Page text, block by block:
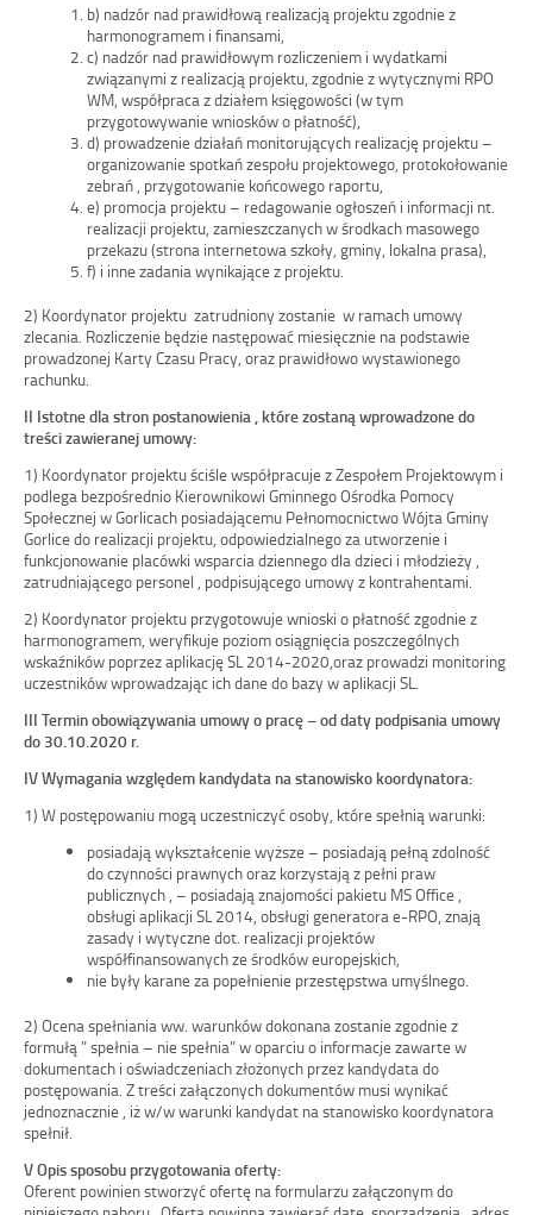
b) nadzór nad prawidłową realizacją projektu zgodnie z
harmonogramem i finansami,
c) nadzór nad prawidłowym rozliczeniem i wydatkami
związanymi z realizacją projektu, zgodnie z wytycznymi RPO
WM, współpraca z działem księgowości (w tym
przygotowywanie wniosków o płatność),
d) prowadzenie działań monitorujących realizację projektu –
organizowanie spotkań zespołu projektowego, protokołowanie
zebrań , przygotowanie końcowego raportu,
e) promocja projektu – redagowanie ogłoszeń i informacji nt.
realizacji projektu, zamieszczanych w środkach masowego
przekazu (strona internetowa szkoły, gminy, lokalna prasa),
f) i inne zadania wynikające z projektu.
2) Koordynator projektu zatrudniony zostanie w ramach umowy
zlecania. Rozliczenie będzie następować miesięcznie na podstawie
prowadzonej Karty Czasu Pracy, oraz prawidłowo wystawionego
rachunku.
II Istotne dla stron postanowienia , które zostaną wprowadzone do
treści zawieranej umowy:
1) Koordynator projektu ściśle współpracuje z Zespołem Projektowym i
podlega bezpośrednio Kierownikowi Gminnego Ośrodka Pomocy
Społecznej w Gorlicach posiadającemu Pełnomocnictwo Wójta Gminy
Gorlice do realizacji projektu, odpowiedzialnego za utworzenie i
funkcjonowanie placówki wsparcia dziennego dla dzieci i młodzieży ,
zatrudniającego personel , podpisującego umowy z kontrahentami.
2) Koordynator projektu przygotowuje wnioski o płatność zgodnie z
harmonogramem, weryfikuje poziom osiągnięcia poszczególnych
wskaźników poprzez aplikację SL 2014-2020,oraz prowadzi monitoring
uczestników wprowadzając ich dane do bazy w aplikacji SL.
III Termin obowiązywania umowy o pracę – od daty podpisania umowy
do 30.10.2020 r.
IV Wymagania względem kandydata na stanowisko koordynatora:
1) W postępowaniu mogą uczestniczyć osoby, które spełnią warunki:
posiadają wykształcenie wyższe – posiadają pełną zdolność
do czynności prawnych oraz korzystają z pełni praw
publicznych , – posiadają znajomości pakietu MS Office ,
obsługi aplikacji SL 2014, obsługi generatora e-RPO, znają
zasady i wytyczne dot. realizacji projektów
współfinansowanych ze środków europejskich,
nie były karane za popełnienie przestępstwa umyślnego.
2) Ocena spełniania ww. warunków dokonana zostanie zgodnie z
formułą ” spełnia – nie spełnia” w oparciu o informacje zawarte w
dokumentach i oświadczeniach złożonych przez kandydata do
postępowania. Z treści załączonych dokumentów musi wynikać
jednoznacznie , iż w/w warunki kandydat na stanowisko koordynatora
spełnił.
V Opis sposobu przygotowania oferty:
Oferent powinien stworzyć ofertę na formularzu załączonym do